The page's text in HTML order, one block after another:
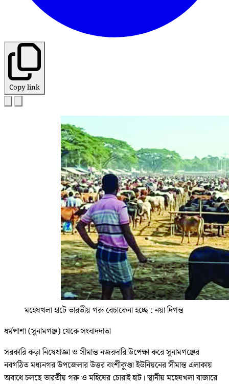
Copy link
মহেষখলা হাটে ভারতীয় গরু বেচাকেনা হচ্ছে : নয়া দিগন্ত
ধর্মপাশা (সুনামগঞ্জ) থেকে সংবাদদাতা
সরকারি কড়া নিষেধাজ্ঞা ও সীমান্ত নজরদারি উপেক্ষা করে সুনামগঞ্জের
নবগঠিত মধ্যনগর উপজেলার উত্তর বংশীকুণ্ডা ইউনিয়নের সীমান্ত এলাকায়
অবাধে চলছে ভারতীয় গরু ও মহিষের চোরাই হাট। স্থানীয় মহেষখলা বাজারে